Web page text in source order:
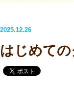
2025.12.26
はじめて